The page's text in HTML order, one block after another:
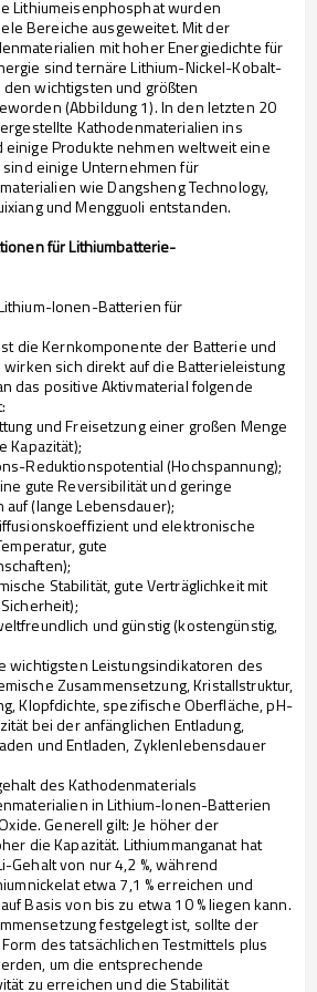
Lithiumeisenphosphat wurden
Bereiche ausgeweitet. Mit der
mit hoher Energiedichte für
sind ternäre Lithium-Nickel-Kobalt-
wichtigsten und größten
(Abbildung 1). In den letzten 20
Kathodenmaterialien ins
einige Produkte nehmen weltweit eine
einige Unternehmen für
wie Dangsheng Technology,
und Mengguoli entstanden.
für Lithiumbatterie-
Ionen-Batterien für
die Kernkomponente der Batterie und
sich direkt auf die Batterieleistung
das positive Aktivmaterial folgende
und Freisetzung einer großen Menge
Kapazität);
Reduktionspotential (Hochspannung);
gute Reversibilität und geringe
(lange Lebensdauer);
und elektronische
gute
Stabilität, gute Verträglichkeit mit
und günstig (kostengünstig,
wichtigsten Leistungsindikatoren des
Zusammensetzung, Kristallstruktur,
Klopfdichte, spezifische Oberfläche, pH-
bei der anfänglichen Entladung,
und Entladen, Zyklenlebensdauer
des Kathodenmaterials
in Lithium-Ionen-Batterien
Generell gilt: Je höher der
die Kapazität. Lithiummanganat hat
von nur 4,2 %, während
etwa 7,1 % erreichen und
Basis von bis zu etwa 10 % liegen kann.
festgelegt ist, sollte der
des tatsächlichen Testmittels plus
um die entsprechende
zu erreichen und die Stabilität